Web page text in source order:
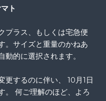
ト
プラス、もしくは宅急便
。サイズと重量のかねあ
的に選択されます。
更するのに伴い、 10月1日
。 何ご理解のほど、よろ